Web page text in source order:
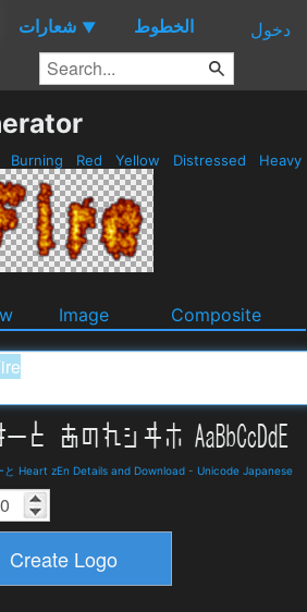
شعارات ▼ الخطوط دخول
Burning Red Yellow Distressed Heavy
Image Composite
と Heart zEn Details and Download - Unicode Japanese